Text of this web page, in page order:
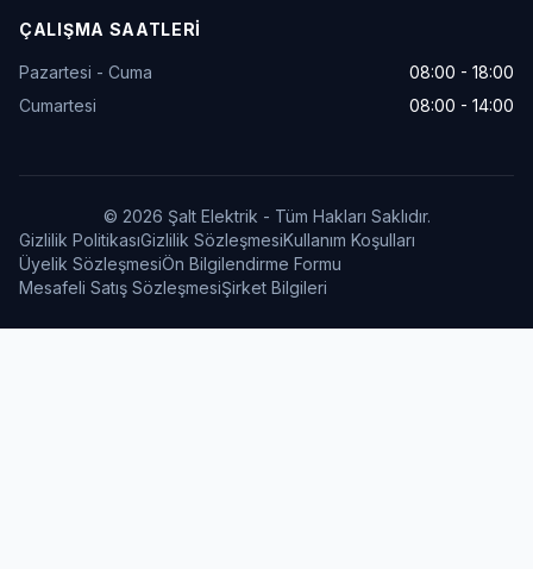
ÇALIŞMA SAATLERI
Pazartesi - Cuma
08:00 - 18:00
Cumartesi
08:00 - 14:00
© 2026 Şalt Elektrik - Tüm Hakları Saklıdır.
Gizlilik PolitikasıGizlilik SözleşmesiKullanım Koşulları
Üyelik SözleşmesiÖn Bilgilendirme Formu
Mesafeli Satış SözleşmesiŞirket Bilgileri